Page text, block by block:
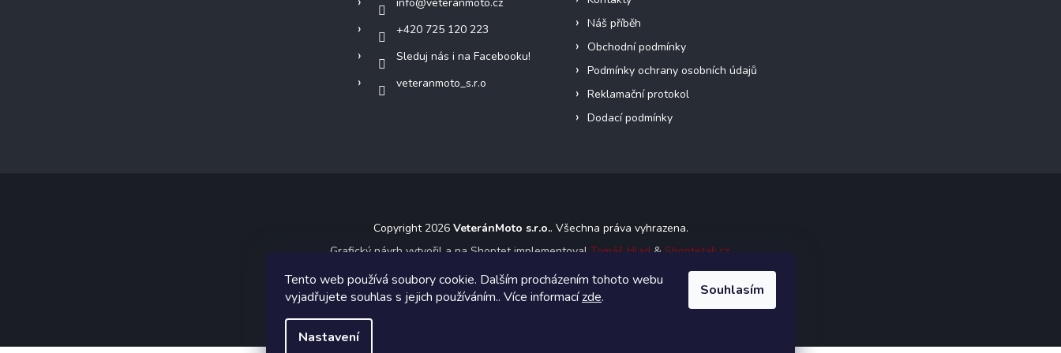
Tento web používá soubory cookie. Dalším procházením tohoto webu
vyjadřujete souhlas s jejich používáním.. Více informacízde.
Nastavení
Souhlasím
+420 725 120 223
Sleduj nás i na Facebooku!
veteranmoto_s.r.o
Náš příběh
Obchodní podmínky
Podmínky ochrany osobních údajů
Reklamační protokol
Dodací podmínky
Copyright 2026 VeteránMoto s.r.o.. Všechna práva vyhrazena.
Grafický návrh vytvořil a na Shoptet implementoval Tomáš Hlad & Shoptetak.cz.
Vytvořil Shoptet